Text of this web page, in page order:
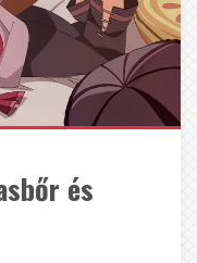
és